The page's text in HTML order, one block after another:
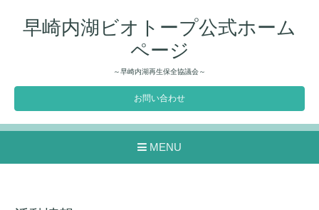
早崎内湖ビオトープ公式ホーム
ページ
～早崎内湖再生保全協議会～
お問い合わせ
MENU